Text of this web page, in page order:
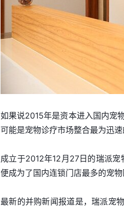
如果说2015年是资本进入国内宠
可能是宠物诊疗市场整合最为迅速
成立于2012年12月27日的瑞派
便成为了国内连锁门店最多的宠物
最新的并购新闻报道是，瑞派宠